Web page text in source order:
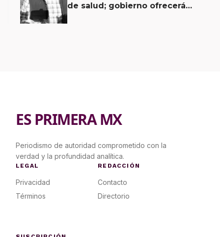
de salud; gobierno ofrecerá
ES PRIMERA MX
Periodismo de autoridad comprometido con la
verdad y la profundidad analítica.
LEGAL
Privacidad
Términos
REDACCIÓN
Contacto
Directorio